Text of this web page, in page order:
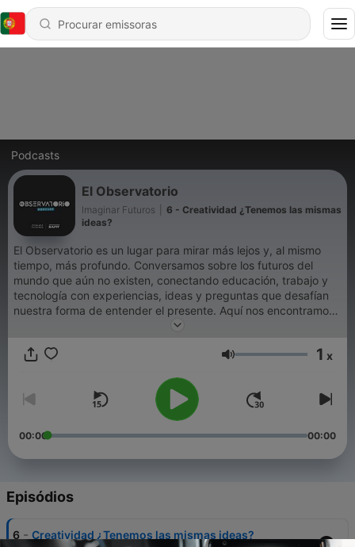
Podcasts
El Observatorio
Imaginar Futuros
6 - Creatividad ¿Tenemos las mismas
ideas?
El Observatorio es un lugar para mirar más lejos y, al mismo
tiempo, más profundo. Conversamos sobre los futuros del
mundo que aún no existen, conectando educación, trabajo y
tecnología con experiencias, ideas y preguntas que desafían
nuestra forma de entender el presente. Aquí nos encontramos
con voces que inspiran, incomodan y expanden, para imaginar
el futuro que estamos creando hoy.
Volume 1 x
00:00 00:00
Episódios
6 - Creatividad ¿Tenemos las mismas ideas?